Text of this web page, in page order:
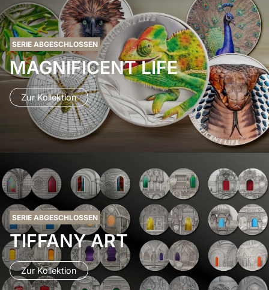
SERIE ABGESCHLOSSEN
MAGNIFICENT LIFE
Zur Kollektion
SERIE ABGESCHLOSSEN
TIFFANY ART
Zur Kollektion